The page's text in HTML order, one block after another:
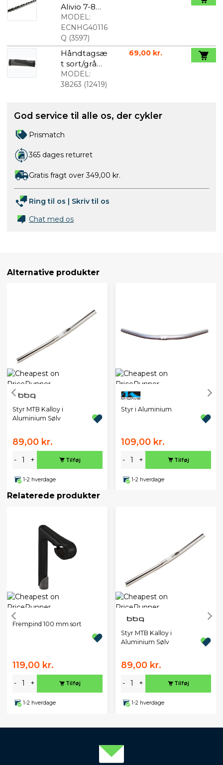
Alivio 7-8
speed
kæde HG40
MODEL:
ECNHG40116
Q (3597)
Håndtagsæ
t sort/grå
med lock
MODEL:
38263 (12419)
69,00 kr.
God service til alle os, der cykler
Prismatch
365 dages returret
Gratis fragt over 349,00 kr.
Ring til os | Skriv til os
Chat med os
Alternative produkter
Styr MTB Kalloy i
Aluminium Sølv
89,00 kr.
- + Tilføj
1-2 hverdage
Styr i Aluminium
109,00 kr.
- + Tilføj
1-2 hverdage
Relaterede produkter
Frempind 100 mm sort
119,00 kr.
- + Tilføj
1-2 hverdage
Styr MTB Kalloy i
Aluminium Sølv
89,00 kr.
- + Tilføj
1-2 hverdage